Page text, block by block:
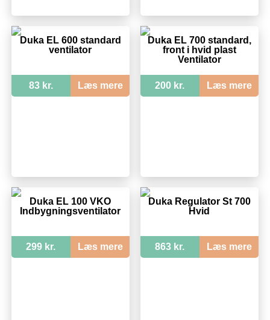
Duka EL 600 standard
ventilator
83 kr. Læs mere
Duka EL 700 standard,
front i hvid plast
Ventilator
200 kr. Læs mere
Duka EL 100 VKO
Indbygningsventilator
299 kr. Læs mere
Duka Regulator St 700
Hvid
863 kr. Læs mere